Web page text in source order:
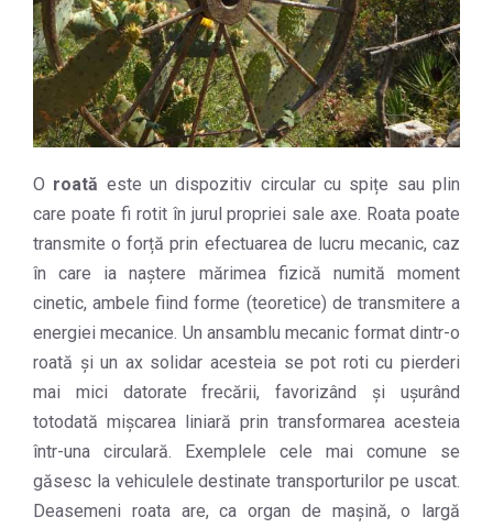
O roată este un dispozitiv circular cu spițe sau plin
care poate fi rotit în jurul propriei sale axe. Roata poate
transmite o forță prin efectuarea de lucru mecanic, caz
în care ia naștere mărimea fizică numită moment
cinetic, ambele fiind forme (teoretice) de transmitere a
energiei mecanice. Un ansamblu mecanic format dintr-o
roată și un ax solidar acesteia se pot roti cu pierderi
mai mici datorate frecării, favorizând și ușurând
totodată mișcarea liniară prin transformarea acesteia
într-una circulară. Exemplele cele mai comune se
găsesc la vehiculele destinate transporturilor pe uscat.
Deasemeni roata are, ca organ de mașină, o largă